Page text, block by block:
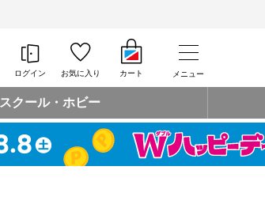
ログイン お気に入り カート メニュー
スクール・ホビー